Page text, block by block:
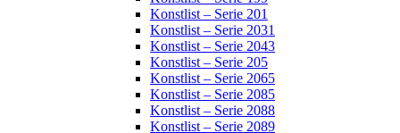
Konstlist – Serie 201
Konstlist – Serie 2031
Konstlist – Serie 2043
Konstlist – Serie 205
Konstlist – Serie 2065
Konstlist – Serie 2085
Konstlist – Serie 2088
Konstlist – Serie 2089